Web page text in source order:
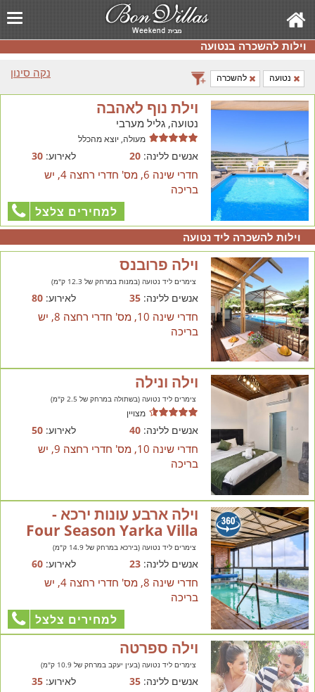
וילות להשכרה בנטועה
נקה סינון
נטועה להשכרה
וילת נוף לאהבה
נטועה, גליל מערבי
מעולה, יוצא מהכלל
אנשים ללינה:20 לאירוע:30
חדרי שינה 6, מס' חדרי רחצה 4, יש
בריכה
למחירים צלצל
וילות להשכרה ליד נטועה
וילה פרובנס
צימרים ליד נטועה (במנות במרחק של 12.3 ק"מ)
אנשים ללינה:35 לאירוע:80
חדרי שינה 10, מס' חדרי רחצה 8, יש
בריכה
וילה ונילה
צימרים ליד נטועה (בשתולה במרחק של 2.5 ק"מ)
מצויין
אנשים ללינה:40 לאירוע:50
חדרי שינה 10, מס' חדרי רחצה 9, יש
בריכה
וילה ארבע עונות ירכא -
Four Season Yarka Villa
צימרים ליד נטועה (בירכא במרחק של 14.9 ק"מ)
אנשים ללינה:23 לאירוע:60
חדרי שינה 8, מס' חדרי רחצה 4, יש
בריכה
למחירים צלצל
וילה ספרטה
צימרים ליד נטועה (בעין יעקב במרחק של 10.9 ק"מ)
אנשים ללינה:35 לאירוע:35